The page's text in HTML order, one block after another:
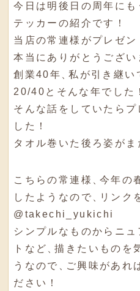
今日は明後日の周年にも
テッカーの紹介です！
当店の常連様がプレゼン
本当にありがとうござい
創業40年
、私が引き継い
20/40とそんな年でした
そんな話をしていたらプ
した！
タオル巻いた後ろ姿が
こちらの常連様 、今年の
したようなので
、リンク
@takechi_yukichi
シンプルなものからニ
トなど
、描きたいものを
うなので
、ご興味があれ
ださい！